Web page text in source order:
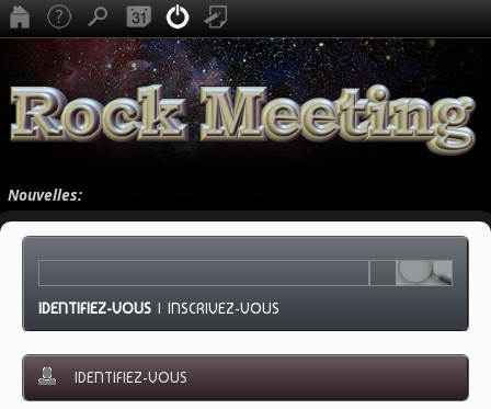
Nouvelles:
IDENTIFIEZ-VOUS |INSCRIVEZ-VOUS
IDENTIFIEZ-VOUS